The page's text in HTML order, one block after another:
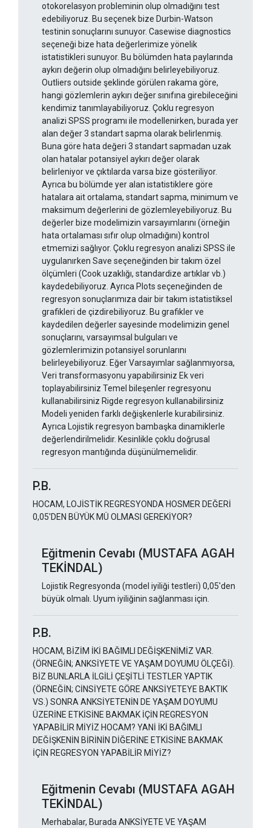
otokorelasyon probleminin olup olmadığını test
edebiliyoruz. Bu seçenek bize Durbin-Watson
testinin sonuçlarını sunuyor. Casewise diagnostics
seçeneği bize hata değerlerimize yönelik
istatistikleri sunuyor. Bu bölümden hata paylarında
aykırı değerin olup olmadığını belirleyebiliyoruz.
Outliers outside şeklinde görülen rakama göre,
hangi gözlemlerin aykırı değer sınıfına girebileceğini
kendimiz tanımlayabiliyoruz. Çoklu regresyon
analizi SPSS programı ile modellenirken, burada yer
alan değer 3 standart sapma olarak belirlenmiş.
Buna göre hata değeri 3 standart sapmadan uzak
olan hatalar potansiyel aykırı değer olarak
belirleniyor ve çıktılarda varsa bize gösteriliyor.
Ayrıca bu bölümde yer alan istatistiklere göre
hatalara ait ortalama, standart sapma, minimum ve
maksimum değerlerini de gözlemleyebiliyoruz. Bu
değerler bize modelimizin varsayımlarını (örneğin
hata ortalaması sıfır olup olmadığını) kontrol
etmemizi sağlıyor. Çoklu regresyon analizi SPSS ile
uygulanırken Save seçeneğinden bir takım özel
ölçümleri (Cook uzaklığı, standardize artıklar vb.)
kaydedebiliyoruz. Ayrıca Plots seçeneğinden de
regresyon sonuçlarımıza dair bir takım istatistiksel
grafikleri de çizdirebiliyoruz. Bu grafikler ve
kaydedilen değerler sayesinde modelimizin genel
sonuçlarını, varsayımsal bulguları ve
gözlemlerimizin potansiyel sorunlarını
belirleyebiliyoruz. Eğer Varsayımlar sağlanmıyorsa,
Veri transformasyonu yapabilirsiniz Ek veri
toplayabilirsiniz Temel bileşenler regresyonu
kullanabilirsiniz Rigde regresyon kullanabilirsiniz
Modeli yeniden farklı değişkenlerle kurabilirsiniz.
Ayrıca Lojistik regresyon bambaşka dinamiklerle
değerlendirilmelidir. Kesinlikle çoklu doğrusal
regresyon mantığında düşünülmemelidir.
P.B.
HOCAM, LOJİSTİK REGRESYONDA HOSMER DEĞERİ
0,05'DEN BÜYÜK MÜ OLMASI GEREKİYOR?
Eğitmenin Cevabı (MUSTAFA AGAH
TEKİNDAL)
Lojistik Regresyonda (model iyiliği testleri) 0,05'den
büyük olmalı. Uyum iyiliğinin sağlanması için.
P.B.
HOCAM, BİZİM İKİ BAĞIMLI DEĞİŞKENİMİZ VAR.
(ÖRNEĞİN; ANKSİYETE VE YAŞAM DOYUMU ÖLÇEĞİ).
BİZ BUNLARLA İLGİLİ ÇEŞİTLİ TESTLER YAPTIK
(ÖRNEĞİN; CİNSİYETE GÖRE ANKSİYETEYE BAKTIK
VS.) SONRA ANKSİYETENİN DE YAŞAM DOYUMU
ÜZERİNE ETKİSİNE BAKMAK İÇİN REGRESYON
YAPABİLİR MİYİZ HOCAM? YANİ İKİ BAĞIMLI
DEĞİŞKENİN BİRİNİN DİĞERİNE ETKİSİNE BAKMAK
İÇİN REGRESYON YAPABİLİR MİYİZ?
Eğitmenin Cevabı (MUSTAFA AGAH
TEKİNDAL)
Merhabalar, Burada ANKSİYETE VE YAŞAM